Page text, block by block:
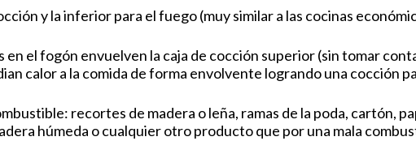
y la inferior para el fuego (muy similar a las cocinas
en el fogón envuelven la caja de cocción superior (sin tomar
calor a la comida de forma envolvente logrando una cocción
recortes de madera o leña, ramas de la poda, cartón,
húmeda o cualquier otro producto que por una mala